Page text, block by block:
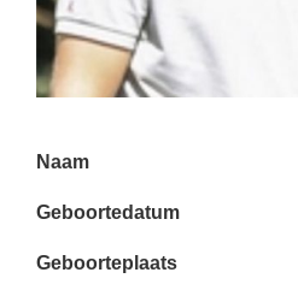
Naam
Geboortedatum
Geboorteplaats